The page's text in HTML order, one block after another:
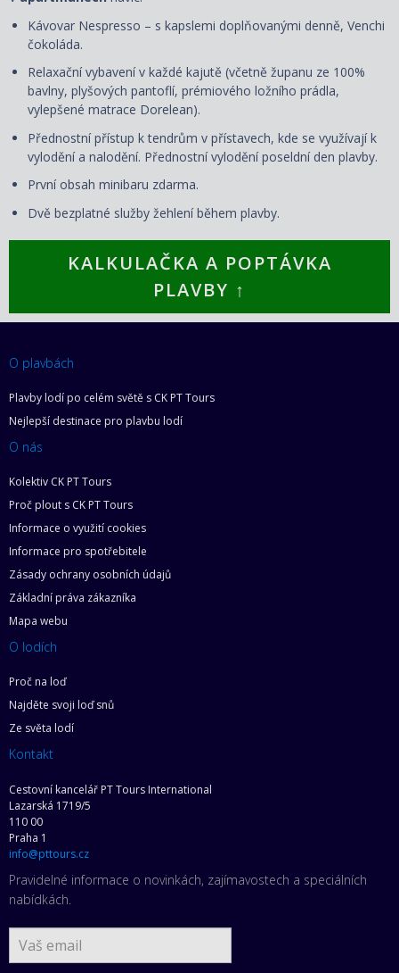
Kávovar Nespresso – s kapslemi doplňovanými denně, Venchi
čokoláda.
Relaxační vybavení v každé kajutě (včetně županu ze 100%
bavlny, plyšových pantoflí, prémiového ložního prádla,
vylepšené matrace Dorelean).
Přednostní přístup k tendrům v přístavech, kde se využívají k
vylodění a nalodění. Přednostní vylodění poseldní den plavby.
První obsah minibaru zdarma.
Dvě bezplatné služby žehlení během plavby.
KALKULAČKA A POPTÁVKA
PLAVBY ↑
O plavbách
Plavby lodí po celém světě s CK PT Tours
Nejlepší destinace pro plavbu lodí
O nás
Kolektiv CK PT Tours
Proč plout s CK PT Tours
Informace o využití cookies
Informace pro spotřebitele
Zásady ochrany osobních údajů
Základní práva zákazníka
Mapa webu
O lodích
Proč na loď
Najděte svoji loď snů
Ze světa lodí
Kontakt
Cestovní kancelář PT Tours International
Lazarská 1719/5
110 00
Praha 1
info@pttours.cz
Pravidelné informace o novinkách, zajímavostech a speciálních
nabídkách.